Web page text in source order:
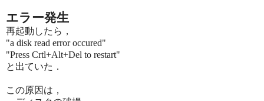
エラー発生
再起動したら，
"a disk read error occured"
"Press Crtl+Alt+Del to restart"
と出ていた．
この原因は，